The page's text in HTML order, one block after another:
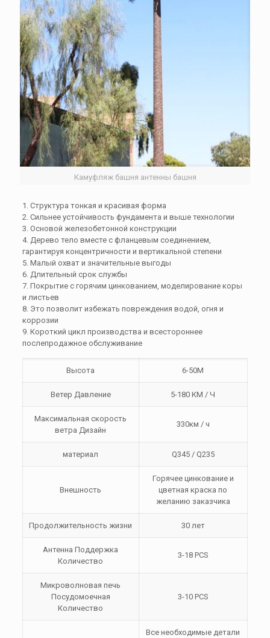
Камуфляж башня антенны башня
1. Структура тонкая и красивая форма
2. Сильнее устойчивость фундамента и выше технологии
3. Основой железобетонной конструкции
4. Дерево тело вместе с фланцевым соединением,
гарантируя концентричности и вертикальной степени
5. Малый охват и значительные выгоды
6. Длительный срок службы
7. Покрытие с горячим цинкованием, моделирование коры
и листьев
8. Это позволит избежать повреждения водой, огня и
коррозии
9. Короткий цикл производства и всестороннее
послепродажное обслуживание
Высота 6-50M
Ветер Давление 5-180 КМ / Ч
Максимальная скорость
ветра Дизайн
330км / ч
материал Q345 / Q235
Внешность
Горячее цинкование и
цветная краска по
желанию заказчика
Продолжительность жизни 30 лет
Антенна Поддержка
Количество
3-18 PCS
Микроволновая печь
Посудомоечная
Количество
3-10 PCS
Все необходимые детали